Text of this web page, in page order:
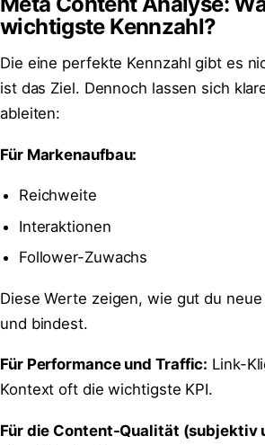
wichtigste Kennzahl?
Die eine perfekte Kennzahl gibt es
ist das Ziel. Dennoch lassen sich
ableiten:
Für Markenaufbau:
Reichweite
Interaktionen
Follower-Zuwachs
Diese Werte zeigen, wie gut du
und bindest.
Für Performance und Traffic: Link-
Kontext oft die wichtigste KPI.
Für die Content-Qualität (subjektiv